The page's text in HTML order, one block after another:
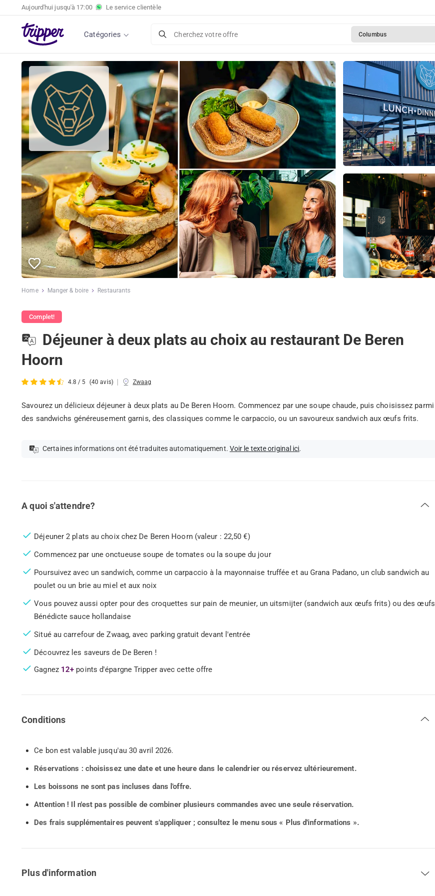
Aujourd'hui jusqu'à 17:00 Le service clientèle
Catégories Cherchez votre offre Columbus
Déjeuner à deux plats au choix au restaurant De Beren
Hoorn
Home Manger & boire Restaurants
Complet!
Déjeuner à deux plats au choix au restaurant De Beren
Hoorn
4.8 / 5 (40 avis) | Zwaag
Savourez un délicieux déjeuner à deux plats au De Beren Hoorn. Commencez par une soupe chaude, puis choisissez parmi
des sandwichs généreusement garnis, des classiques comme le carpaccio, ou un savoureux sandwich aux œufs frits.
Certaines informations ont été traduites automatiquement. Voir le texte original ici.
A quoi s'attendre?
Déjeuner 2 plats au choix chez De Beren Hoorn (valeur : 22,50 €)
Commencez par une onctueuse soupe de tomates ou la soupe du jour
Poursuivez avec un sandwich, comme un carpaccio à la mayonnaise truffée et au Grana Padano, un club sandwich au
poulet ou un brie au miel et aux noix
Vous pouvez aussi opter pour des croquettes sur pain de meunier, un uitsmijter (sandwich aux œufs frits) ou des œufs
Bénédicte sauce hollandaise
Situé au carrefour de Zwaag, avec parking gratuit devant l'entrée
Découvrez les saveurs de De Beren !
Gagnez 12+ points d'épargne Tripper avec cette offre
Conditions
Ce bon est valable jusqu'au 30 avril 2026.
Réservations : choisissez une date et une heure dans le calendrier ou réservez ultérieurement.
Les boissons ne sont pas incluses dans l'offre.
Attention ! Il n'est pas possible de combiner plusieurs commandes avec une seule réservation.
Des frais supplémentaires peuvent s'appliquer ; consultez le menu sous « Plus d'informations ».
Plus d'information